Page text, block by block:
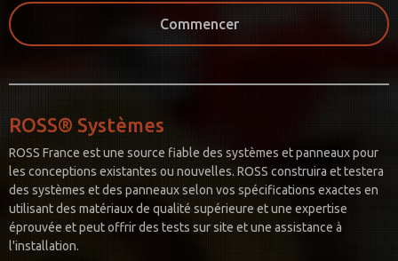
Commencer
ROSS® Systèmes
ROSS France est une source fiable des systèmes et panneaux pour
les conceptions existantes ou nouvelles. ROSS construira et testera
des systèmes et des panneaux selon vos spécifications exactes en
utilisant des matériaux de qualité supérieure et une expertise
éprouvée et peut offrir des tests sur site et une assistance à
l'installation.